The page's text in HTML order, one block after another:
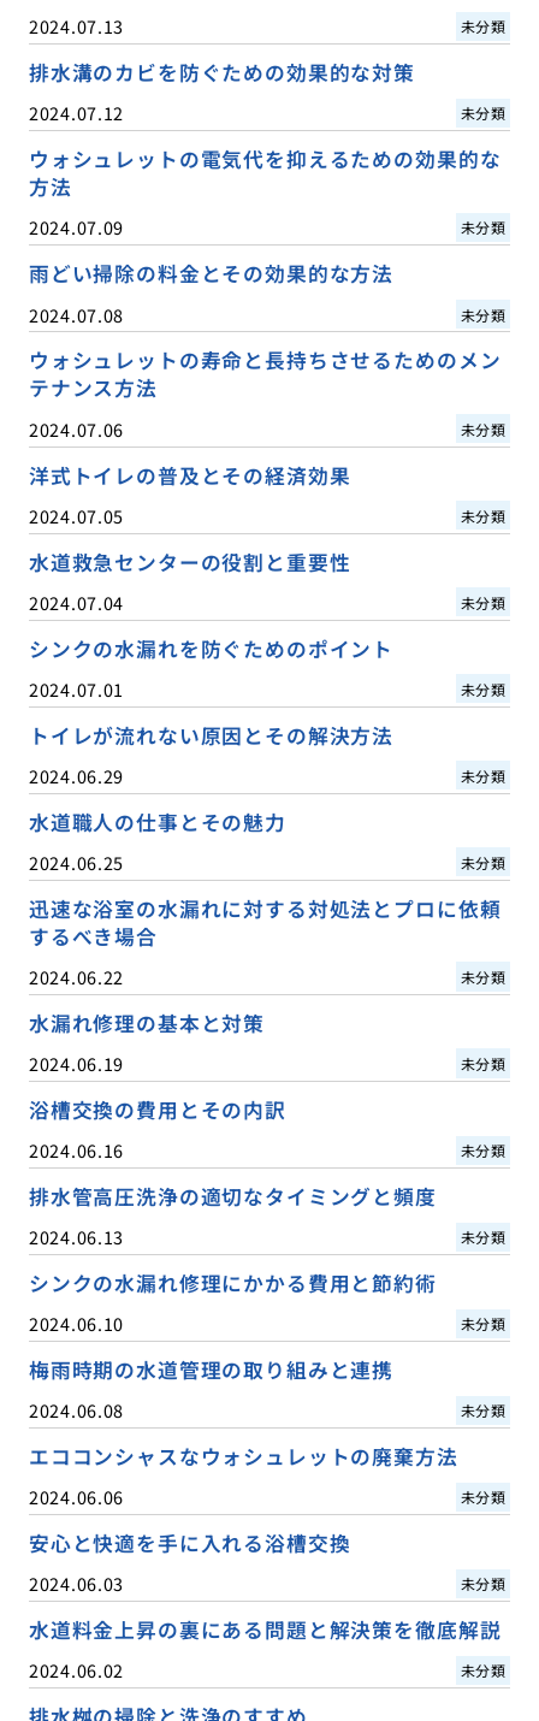
2024.07.13 未分類
排水溝のカビを防ぐための効果的な対策
2024.07.12 未分類
ウォシュレットの電気代を抑えるための効果的な
方法
2024.07.09 未分類
雨どい掃除の料金とその効果的な方法
2024.07.08 未分類
ウォシュレットの寿命と長持ちさせるためのメン
テナンス方法
2024.07.06 未分類
洋式トイレの普及とその経済効果
2024.07.05 未分類
水道救急センターの役割と重要性
2024.07.04 未分類
シンクの水漏れを防ぐためのポイント
2024.07.01 未分類
トイレが流れない原因とその解決方法
2024.06.29 未分類
水道職人の仕事とその魅力
2024.06.25 未分類
迅速な浴室の水漏れに対する対処法とプロに依頼
するべき場合
2024.06.22 未分類
水漏れ修理の基本と対策
2024.06.19 未分類
浴槽交換の費用とその内訳
2024.06.16 未分類
排水管高圧洗浄の適切なタイミングと頻度
2024.06.13 未分類
シンクの水漏れ修理にかかる費用と節約術
2024.06.10 未分類
梅雨時期の水道管理の取り組みと連携
2024.06.08 未分類
エココンシャスなウォシュレットの廃棄方法
2024.06.06 未分類
安心と快適を手に入れる浴槽交換
2024.06.03 未分類
水道料金上昇の裏にある問題と解決策を徹底解説
2024.06.02 未分類